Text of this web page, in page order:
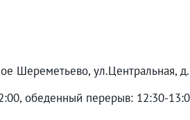
Шереметьево, ул.Центральная,
обеденный перерыв: 12:30-